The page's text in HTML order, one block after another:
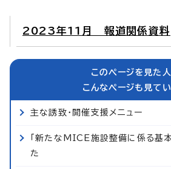
2023年11月 報道関係資料
このページを見た
こんなページも見て
主な誘致・開催支援メニュー
「新たなMICE施設整備に係る基
た